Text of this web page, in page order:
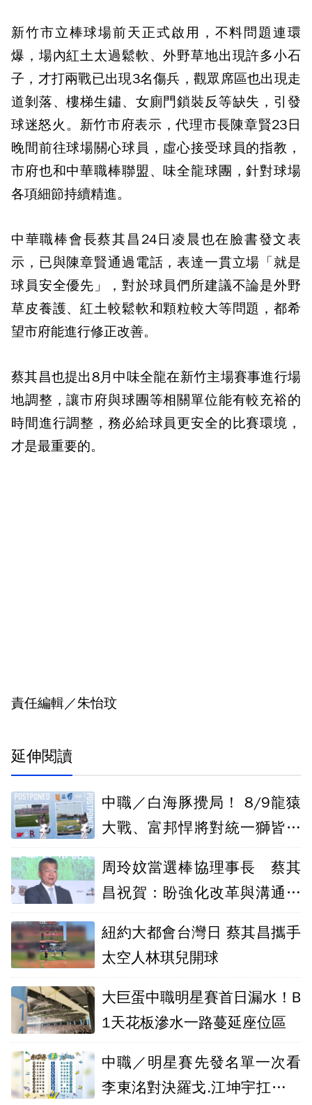
新竹市立棒球場前天正式啟用，不料問題連環
爆，場內紅土太過鬆軟、外野草地出現許多小石
子，才打兩戰已出現3名傷兵，觀眾席區也出現走
道剝落、樓梯生鏽、女廁門鎖裝反等缺失，引發
球迷怒火。新竹市府表示，代理市長陳章賢23日
晚間前往球場關心球員，虛心接受球員的指教，
市府也和中華職棒聯盟、味全龍球團，針對球場
各項細節持續精進。
中華職棒會長蔡其昌24日凌晨也在臉書發文表
示，已與陳章賢通過電話，表達一貫立場「就是
球員安全優先」，對於球員們所建議不論是外野
草皮養護、紅土較鬆軟和顆粒較大等問題，都希
望市府能進行修正改善。
蔡其昌也提出8月中味全龍在新竹主場賽事進行場
地調整，讓市府與球團等相關單位能有較充裕的
時間進行調整，務必給球員更安全的比賽環境，
才是最重要的。
責任編輯／朱怡玟
延伸閱讀
中職／白海豚攪局！ 8/9龍猿
大戰、富邦悍將對統一獅皆延
周玲妏當選棒協理事長 蔡其
昌祝賀：盼強化改革與溝通合
紐約大都會台灣日 蔡其昌攜手
太空人林琪兒開球
大巨蛋中職明星賽首日漏水！B
1天花板滲水一路蔓延座位區
中職／明星賽先發名單一次看
李東洺對決羅戈.江坤宇扛明星